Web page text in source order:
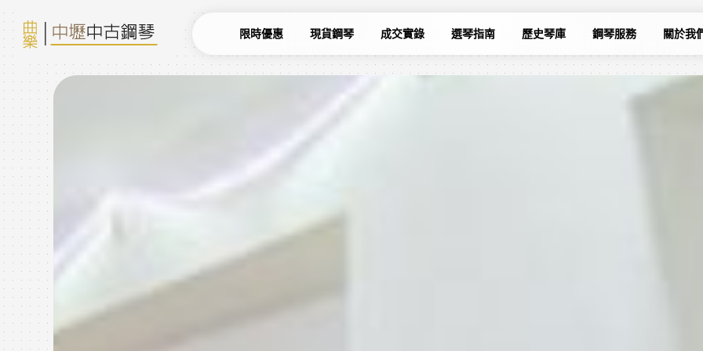
限時優惠 現貨鋼琴 成交實錄 選琴指南 歷史琴庫 鋼琴服務 關於我